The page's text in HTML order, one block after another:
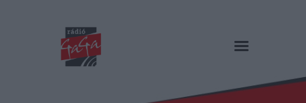
RÁDIÓ GAGA